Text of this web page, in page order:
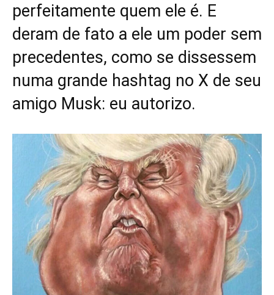
perfeitamente quem ele é. E
deram de fato a ele um poder sem
precedentes, como se dissessem
numa grande hashtag no X de seu
amigo Musk: eu autorizo.